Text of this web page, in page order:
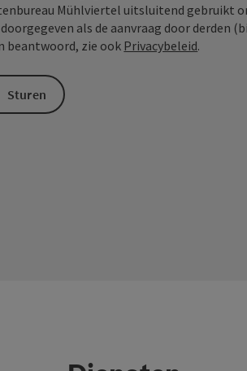
Mühlviertel uitsluitend gebruikt
als de aanvraag door derden
beantwoord, zie ook Privacybeleid.
Sturen